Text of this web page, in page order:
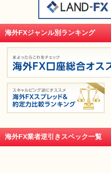
海外FXジャンル別ランキング
海外FX業者逆引きスペック一覧